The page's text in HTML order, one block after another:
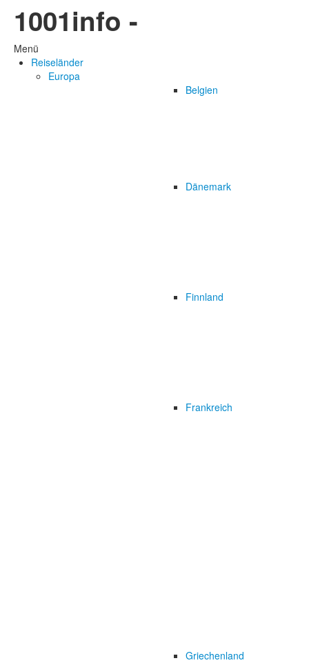
1001info -
Menü
Reiseländer
Europa
Belgien
Dänemark
Finnland
Frankreich
Griechenland